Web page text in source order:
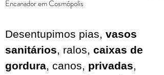
Encanador emCosmópolis
Desentupimos pias, vasos
sanitários, ralos, caixas de
gordura, canos, privadas,